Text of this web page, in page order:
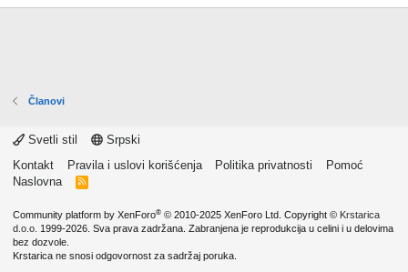
Članovi
Svetli stil
Srpski
Kontakt
Pravila i uslovi korišćenja Politika privatnosti
Pomoć
Naslovna
R
Community platform by XenForo® © 2010-2025 XenForo Ltd. Copyright © Krstarica
d.o.o. 1999-2026. Sva prava zadržana. Zabranjena je reprodukcija u celini i u delovima
bez dozvole.
Krstarica ne snosi odgovornost za sadržaj poruka.